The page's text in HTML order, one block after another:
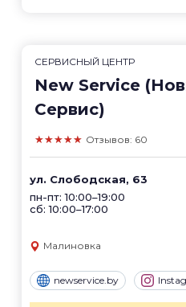
СЕРВИСНЫЙ ЦЕНТР
New Service
Сервис)
★★★★★ Отзывов: 60
ул. Слободская, 63
пн-пт: 10:00–19:00
сб: 10:00–17:00
Малиновка
newservice.by